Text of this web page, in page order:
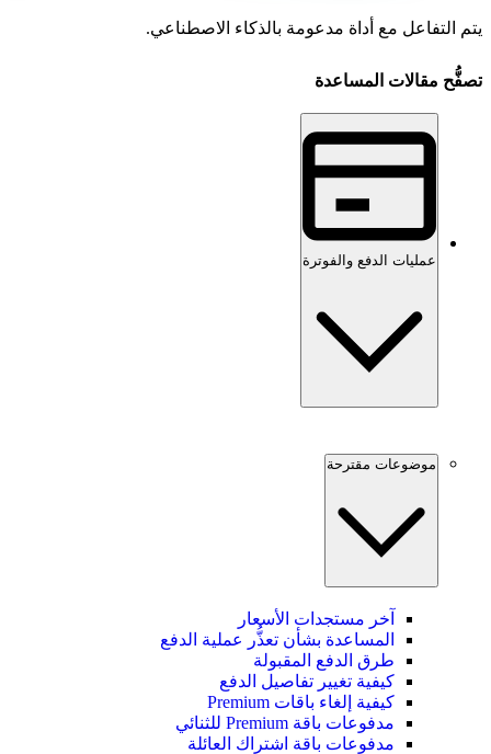
يتم التفاعل مع أداة مدعومة بالذكاء الاصطناعي.
تصفُّح مقالات المساعدة
عمليات الدفع والفوترة
موضوعات مقترحة
آخر مستجدات الأسعار
المساعدة بشأن تعذُّر عملية الدفع
طرق الدفع المقبولة
كيفية تغيير تفاصيل الدفع
كيفية إلغاء باقات Premium
مدفوعات باقة Premium للثنائي
مدفوعات باقة اشتراك العائلة